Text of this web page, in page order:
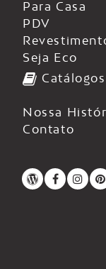
Para Casa
PDV
Seja Eco
Nossa
Contato